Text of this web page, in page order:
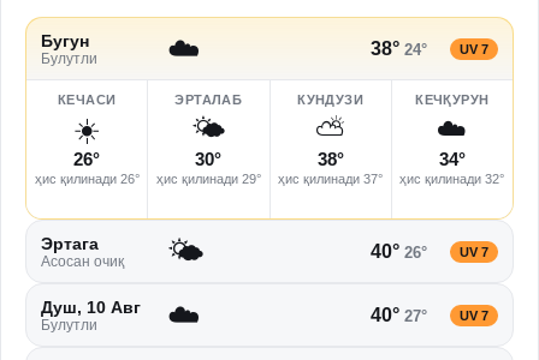
Бугун
Булутли ☁️ 38° 24° UV 7
КЕЧАСИ
☀️
26°
ҳис қилинади 26°
ЭРТАЛАБ
🌤️
30°
ҳис қилинади 29°
КУНДУЗИ
⛅
38°
ҳис қилинади 37°
КЕЧҚУРУН
☁️
34°
ҳис қилинади 32°
Эртага
Асосан очиқ 🌤️ 40° 26° UV 7
Душ, 10 Авг
Булутли ☁️ 40° 27° UV 7